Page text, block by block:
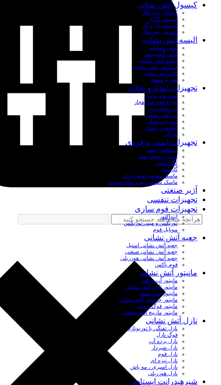
کپسول آتش نشانی
کپسول پودروگاز
کپسول CO2
کپسول آب و گاز
کپسول بیورسال
البسه آتش نشانی
لباس عملیاتی
لباس آلومنیومی
چکمه آتش نشانی
دستکش آتش نشانی
کلاه آتش نشانی
هود یا مقنعه
تجهیزات امداد و نجات
ست هیدرولیک
چراغ قوه ضدانفجار
فن تخلیه دود
تبر آتش نشانی
سه پایه امداد
انگشتربر امداد
مارگیر
تجهیزات ایمنی و فردی
دستکش ایمنی
دوش و چشم شور
کلاه ایمنی
گازسنج
ماسک تنفسی سوپاپ دار
ماسک تنفسی نیم و تمام صورت
آژیر صنعتی
تجهیزات تنفسی
تجهیزات فوم سازی
اینداکتور
توربکس و مینی توربکس
موبایل فوم
جعبه آتش نشانی
جعبه آتش نشانی استیل
جعبه آتش نشانی صنعتی
جعبه آتش نشانی هوزریلی
فوم باکس
مانیتور آتش نشانی
مانیتور آب و کف
مانیتور ثابت آتش نشانی
مانیتور جت مستر
مانیتور چرخدار آتش نشانی
مانیتور فوگ و جت
مانیتور مارپیچ آتش نشانی
نازل آتش نشانی
نازل تفنگی یا توربونازل
فوگ نازل
نازل پرده آب
نازل شیردار
نازل فوم
نازل نیزه ای
نازل اسپری ، مه پاش
نازل هوزریلی
شیرهیدرانت ایستاده